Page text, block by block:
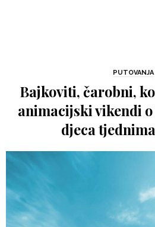
PUTOVANJA
Bajkoviti, čarobni,
animacijski vikendi o
djeca